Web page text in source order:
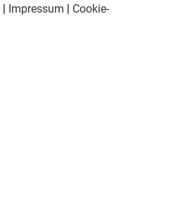
Impressum
Cookie-